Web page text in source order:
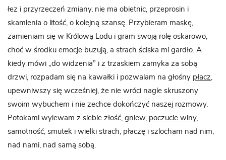
łez i przyrzeczeń zmiany, nie ma obietnic, przeprosin i
skamlenia o litość, o kolejną szansę. Przybieram maskę,
zamieniam się w Królową Lodu i gram swoją rolę oskarowo,
choć w środku emocje buzują, a strach ściska mi gardło. A
kiedy mówi „do widzenia” i z trzaskiem zamyka za sobą
drzwi, rozpadam się na kawałki i pozwalam na głośny płacz
upewniwszy się wcześniej, że nie wróci nagle skruszony
swoim wybuchem i nie zechce dokończyć naszej rozmowy.
Potokami wylewam z siebie złość, gniew, poczucie winy
samotność, smutek i wielki strach, płaczę i szlocham nad nim,
nad nami, nad samą sobą.